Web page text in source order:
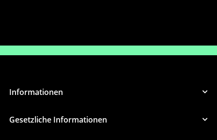
Informationen
Gesetzliche Informationen